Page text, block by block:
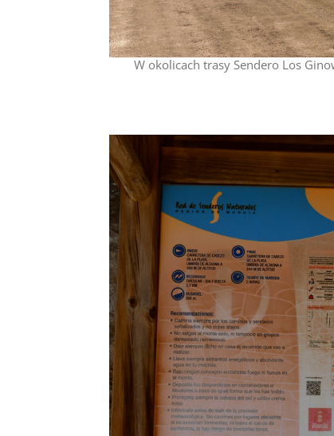
W okolicach trasy Sendero Los